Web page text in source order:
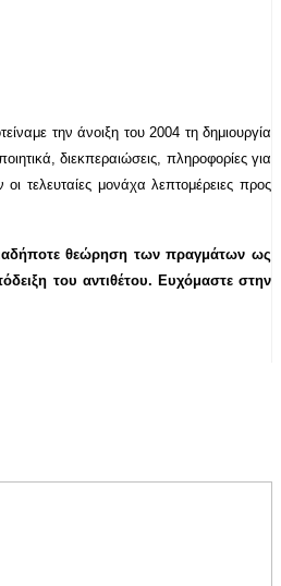
την άνοιξη του 2004 τη δημιουργία
διεκπεραιώσεις, πληροφορίες για
τελευταίες μονάχα λεπτομέρειες προς
θεώρηση των πραγμάτων ως
του αντιθέτου. Ευχόμαστε στην